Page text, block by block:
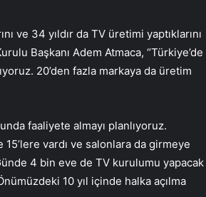
ve 34 yıldır da TV üretimi yaptıklarını
Başkanı Adem Atmaca, ‘’Türkiye’de
20’den fazla markaya da üretim
faaliyete almayı planlıyoruz.
vardı ve salonlara da girmeye
4 bin eve de TV kurulumu yapacak
10 yıl içinde halka açılma